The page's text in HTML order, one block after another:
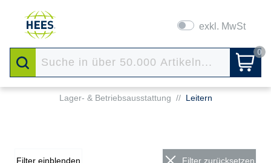
exkl. MwSt
0
Lager- & Betriebsausstattung // Leitern
Filter einblenden Filter zurücksetzen